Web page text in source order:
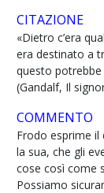
CITAZIONE
«Dietro c’era
era destinato a
questo potrebbe
(Gandalf, Il
COMMENTO
Frodo esprime
la sua, che gli
cose così come
Possiamo